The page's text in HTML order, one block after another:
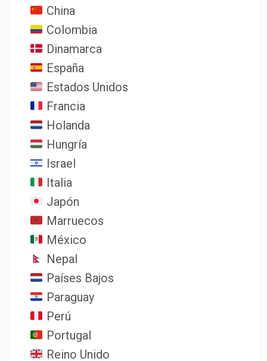
China
Colombia
Dinamarca
España
Estados Unidos
Francia
Holanda
Hungría
Israel
Italia
Japón
Marruecos
México
Nepal
Países Bajos
Paraguay
Perú
Portugal
Reino Unido